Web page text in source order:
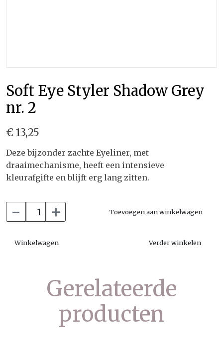
Soft Eye Styler Shadow Grey
nr. 2
€ 13,25
Deze bijzonder zachte Eyeliner, met
draaimechanisme, heeft een intensieve
kleurafgifte en blijft erg lang zitten.
- + Toevoegen aan winkelwagen
Winkelwagen Verder winkelen
Gerelateerde
producten